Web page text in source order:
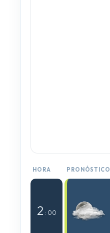
HORA PRONÓSTICO
2 : 00